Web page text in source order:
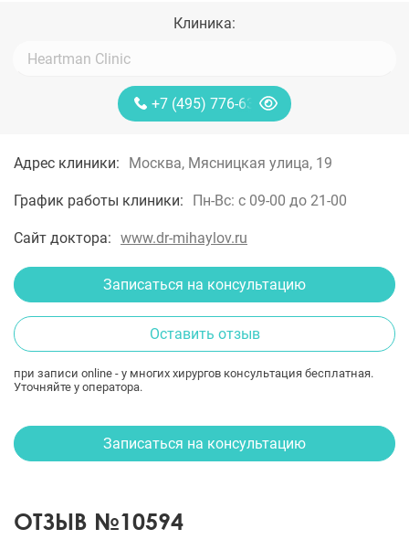
Клиника:
+7 (495) 776-63-11
Адрес клиники: Москва, Мясницкая улица, 19
График работы клиники: Пн-Вс: с 09-00 до 21-00
Сайт доктора: www.dr-mihaylov.ru
Записаться на консультацию
Оставить отзыв
при записи online - у многих хирургов консультация бесплатная.
Уточняйте у оператора.
Записаться на консультацию
ОТЗЫВ №10594